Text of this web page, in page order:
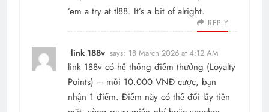
’em a try at tl88. It’s a bit of alright.
REPLY
link 188v says: 18 March 2026 at 4:12 AM
link 188v có hệ thống điểm thưởng (Loyalty
Points) – mỗi 10.000 VNĐ cược, bạn
nhận 1 điểm. Điểm này có thể đổi lấy tiền